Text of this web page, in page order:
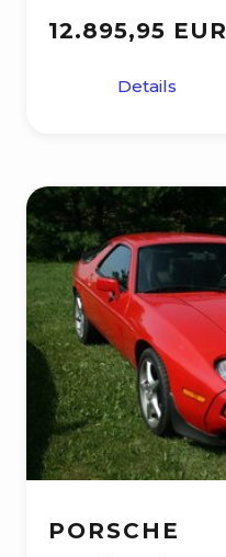
12.895,95 EUR
Details
PORSCHE